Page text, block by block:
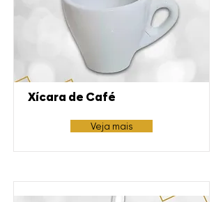
Xícara de Café
Veja mais